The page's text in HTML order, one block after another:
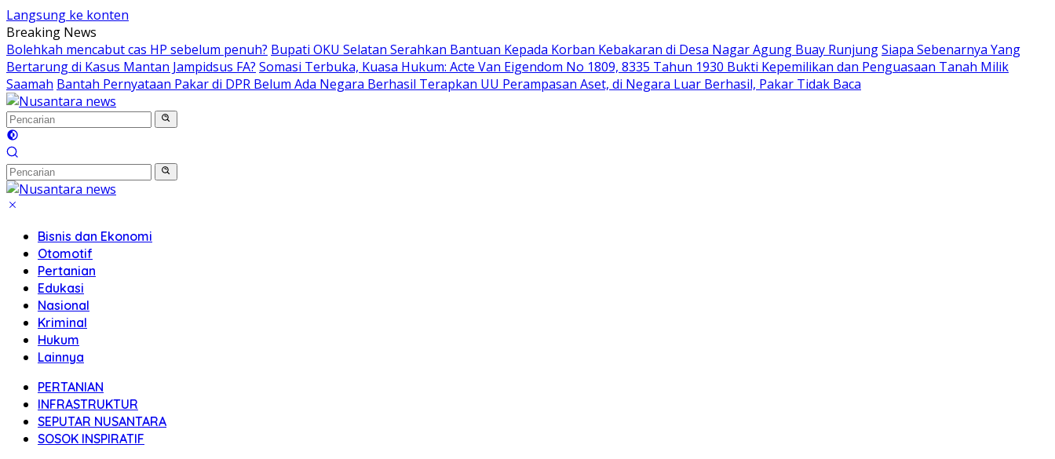
Langsung ke konten
Breaking News
Bolehkah mencabut cas HP sebelum penuh? Bupati OKU Selatan Serahkan Bantuan Kepada Korban Kebakaran di Desa Nagar Agung Buay RunjungSiapa Sebenarnya Yang
Bertarung di Kasus Mantan Jampidsus FA? Somasi Terbuka, Kuasa Hukum: Acte Van Eigendom No 1809, 8335 Tahun 1930 Bukti Kepemilikan dan Penguasaan Tanah Milik
Saamah Bantah Pernyataan Pakar di DPR Belum Ada Negara Berhasil Terapkan UU Perampasan Aset, di Negara Luar Berhasil, Pakar Tidak Baca
Bisnis dan Ekonomi
Otomotif
Pertanian
Edukasi
Nasional
Kriminal
Hukum
Lainnya
PERTANIAN
INFRASTRUKTUR
SEPUTAR NUSANTARA
SOSOK INSPIRATIF